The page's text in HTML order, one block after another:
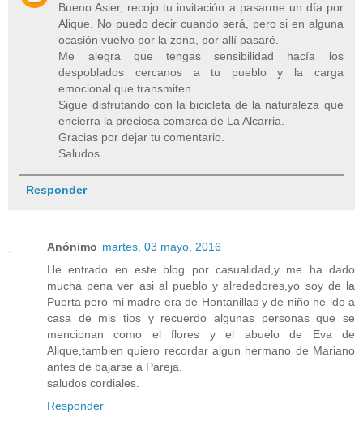
Bueno Asier, recojo tu invitación a pasarme un día por
Alique. No puedo decir cuando será, pero si en alguna
ocasión vuelvo por la zona, por allí pasaré.
Me alegra que tengas sensibilidad hacía los
despoblados cercanos a tu pueblo y la carga
emocional que transmiten.
Sigue disfrutando con la bicicleta de la naturaleza que
encierra la preciosa comarca de La Alcarria.
Gracias por dejar tu comentario.
Saludos.
Responder
Anónimo martes, 03 mayo, 2016
He entrado en este blog por casualidad,y me ha dado
mucha pena ver asi al pueblo y alrededores,yo soy de la
Puerta pero mi madre era de Hontanillas y de niño he ido a
casa de mis tios y recuerdo algunas personas que se
mencionan como el flores y el abuelo de Eva de
Alique,tambien quiero recordar algun hermano de Mariano
antes de bajarse a Pareja.
saludos cordiales.
Responder